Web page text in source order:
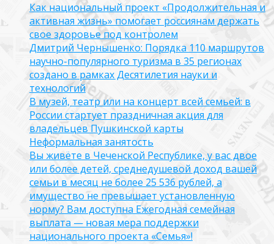
Как национальный проект «Продолжительная и
активная жизнь» помогает россиянам держать
свое здоровье под контролем
Дмитрий Чернышенко: Порядка 110 маршрутов
научно-популярного туризма в 35 регионах
создано в рамках Десятилетия науки и
технологий
В музей, театр или на концерт всей семьей: в
России стартует праздничная акция для
владельцев Пушкинской карты
Неформальная занятость
Вы живёте в Чеченской Республике, у вас двое
или более детей, среднедушевой доход вашей
семьи в месяц не более 25 536 рублей, а
имущество не превышает установленную
норму? Вам доступна Ежегодная семейная
выплата — новая мера поддержки
национального проекта «Семья»!